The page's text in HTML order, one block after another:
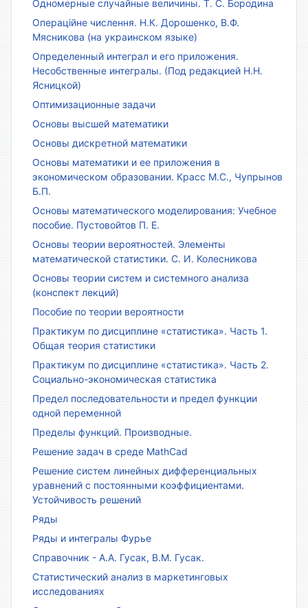
Одномерные случайные величины. Т. С. Бородина
Операційне числення. Н.К. Дорошенко, В.Ф.
Мясникова (на украинском языке)
Определенный интеграл и его приложения.
Несобственные интегралы. (Под редакцией Н.Н.
Ясницкой)
Оптимизационные задачи
Основы высшей математики
Основы дискретной математики
Основы математики и ее приложения в
экономическом образовании. Красс М.С., Чупрынов
Б.П.
Основы математического моделирования: Учебное
пособие. Пустовойтов П. Е.
Основы теории вероятностей. Элементы
математической статистики. С. И. Колесникова
Основы теории систем и системного анализа
(конспект лекций)
Пособие по теории вероятности
Практикум по дисциплине «статистика». Часть 1.
Общая теория статистики
Практикум по дисциплине «статистика». Часть 2.
Социально-экономическая статистика
Предел последовательности и предел функции
одной переменной
Пределы функций. Производные.
Решение задач в среде MathCad
Решение систем линейных дифференциальных
уравнений с постоянными коэффициентами.
Устойчивость решений
Ряды
Ряды и интегралы Фурье
Справочник - А.А. Гусак, В.М. Гусак.
Статистический анализ в маркетинговых
исследованиях